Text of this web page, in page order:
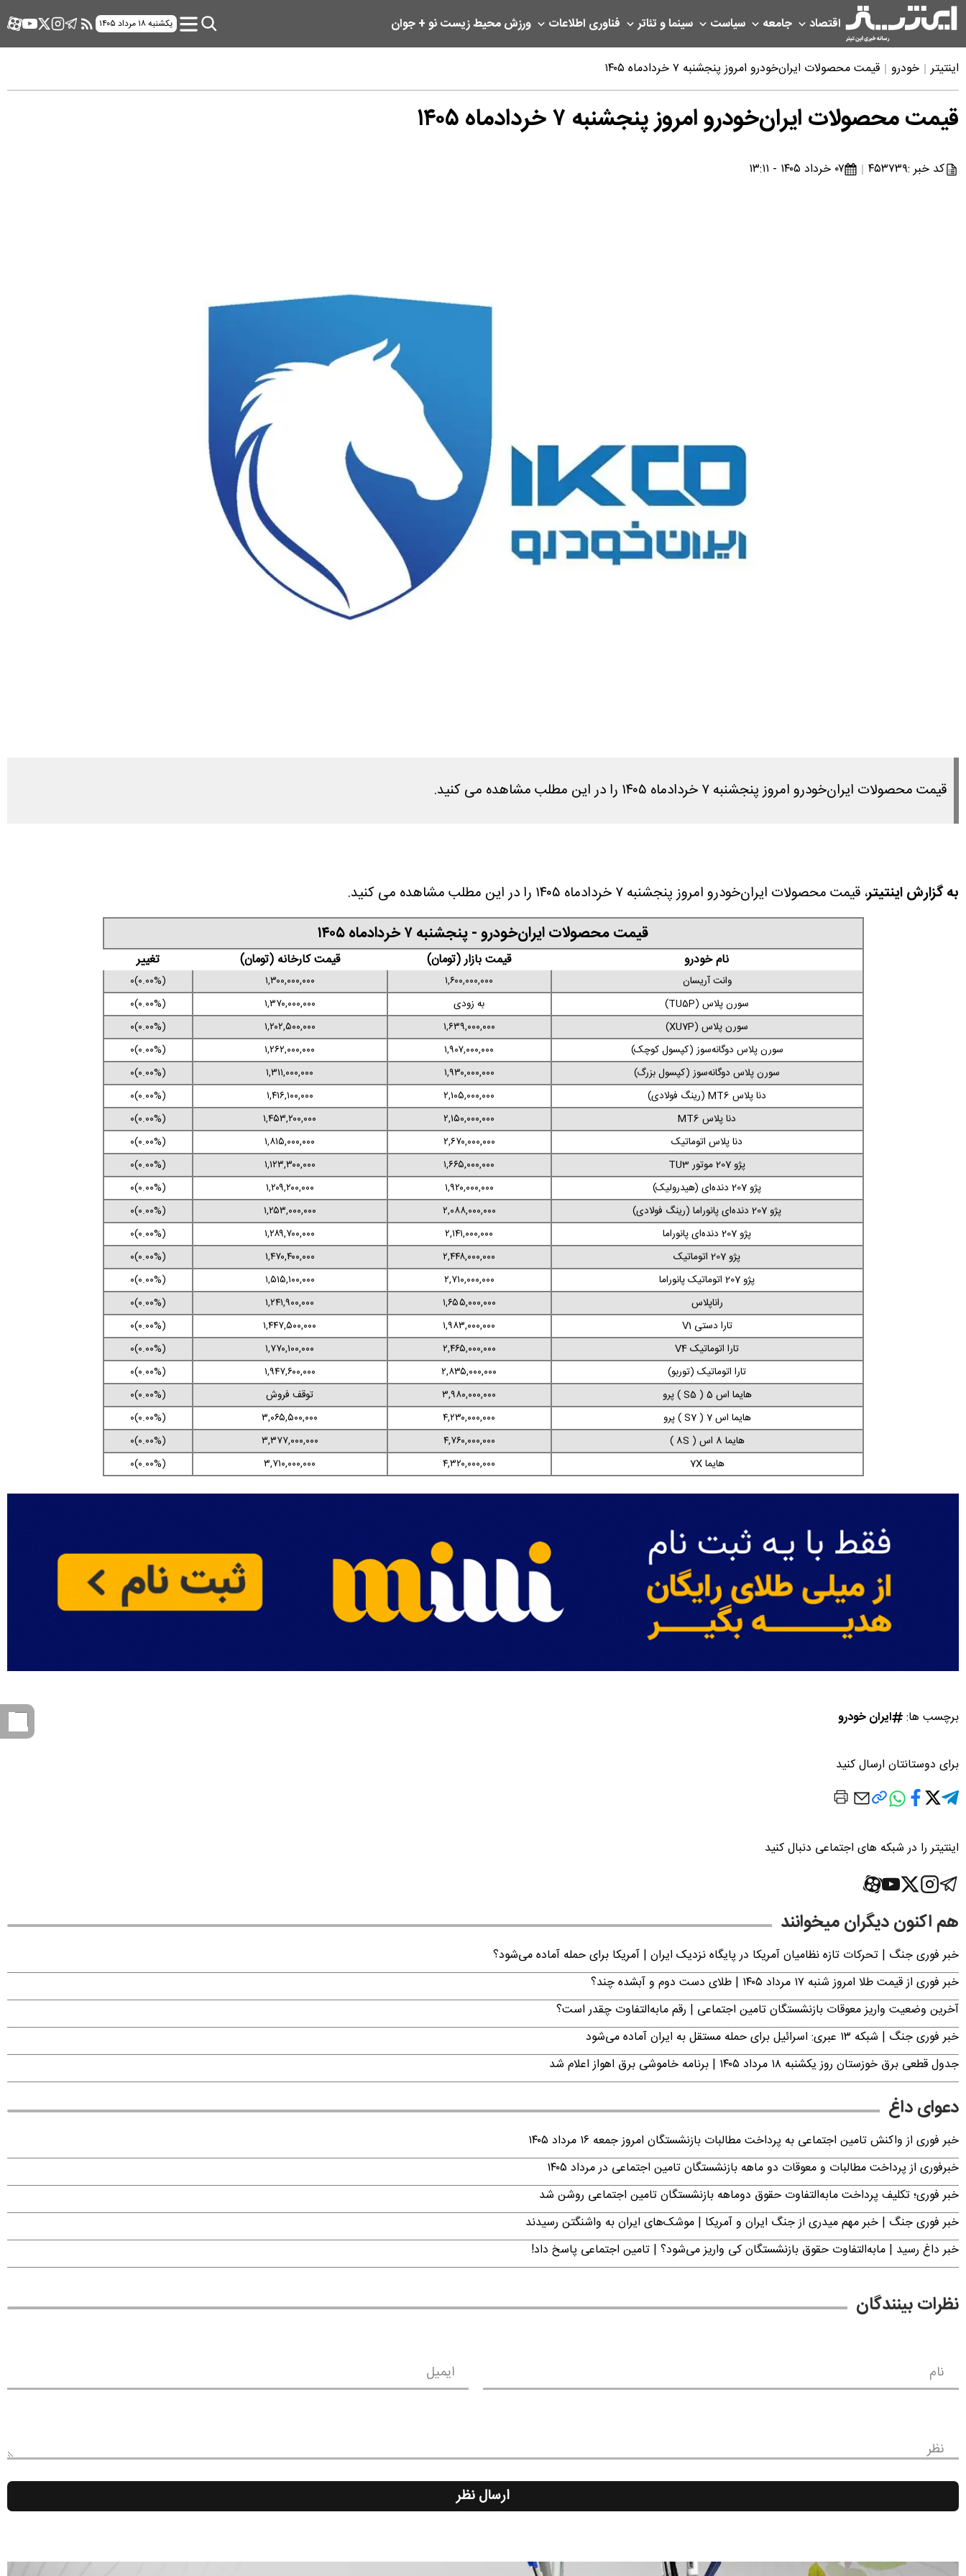
اقتصاد جامعه سیاست سینما و تئاتر فناوری اطلاعات ورزشمحیط زیستنو + جوان یکشنبه ۱۸ مرداد ۱۴۰۵
اینتیتر خودرو قیمت محصولات ایران‌خودرو امروز پنجشنبه ۷ خردادماه ۱۴۰۵
قیمت محصولات ایران‌خودرو امروز پنجشنبه ۷ خردادماه ۱۴۰۵
کد خبر :۴۵۳۷۳۹ ۰۷ خرداد ۱۴۰۵ - ۱۳:۱۱
قیمت محصولات ایران‌خودرو امروز پنجشنبه ۷ خردادماه ۱۴۰۵ را در این مطلب مشاهده می کنید.
به گزارش اینتیتر، قیمت محصولات ایران‌خودرو امروز پنجشنبه ۷ خردادماه ۱۴۰۵ را در این مطلب مشاهده می کنید.
قیمت محصولات ایران‌خودرو - پنجشنبه ۷ خردادماه ۱۴۰۵
نام خودرو قیمت بازار (تومان) قیمت کارخانه (تومان) تغییر
وانت آریسان ۱,۶۰۰,۰۰۰,۰۰۰ ۱,۳۰۰,۰۰۰,۰۰۰
(۰.۰۰%)۰
سورن پلاس (TU5P)
به زودی ۱,۳۷۰,۰۰۰,۰۰۰
(۰.۰۰%)۰
سورن پلاس (XU7P)
۱,۶۳۹,۰۰۰,۰۰۰ ۱,۲۰۲,۵۰۰,۰۰۰
(۰.۰۰%)۰
سورن پلاس دوگانه‌سوز (کپسول کوچک)
۱,۹۰۷,۰۰۰,۰۰۰ ۱,۲۶۲,۰۰۰,۰۰۰
(۰.۰۰%)۰
سورن پلاس دوگانه‌سوز (کپسول بزرگ)
۱,۹۳۰,۰۰۰,۰۰۰ ۱,۳۱۱,۰۰۰,۰۰۰
(۰.۰۰%)۰
دنا پلاس MT6 (رینگ فولادی)
۲,۱۰۵,۰۰۰,۰۰۰ ۱,۴۱۶,۱۰۰,۰۰۰
(۰.۰۰%)۰
دنا پلاس MT6
۲,۱۵۰,۰۰۰,۰۰۰ ۱,۴۵۳,۲۰۰,۰۰۰
(۰.۰۰%)۰
دنا پلاس اتوماتیک
۲,۶۷۰,۰۰۰,۰۰۰ ۱,۸۱۵,۰۰۰,۰۰۰
(۰.۰۰%)۰
پژو 207 موتور TU3
۱,۶۶۵,۰۰۰,۰۰۰ ۱,۱۲۳,۳۰۰,۰۰۰
(۰.۰۰%)۰
پژو 207 دنده‌ای (هیدرولیک)
۱,۹۲۰,۰۰۰,۰۰۰ ۱,۲۰۹,۲۰۰,۰۰۰
(۰.۰۰%)۰
پژو 207 دنده‌ای پانوراما (رینگ فولادی)
۲,۰۸۸,۰۰۰,۰۰۰ ۱,۲۵۳,۰۰۰,۰۰۰
(۰.۰۰%)۰
پژو 207 دنده‌ای پانوراما
۲,۱۴۱,۰۰۰,۰۰۰ ۱,۲۸۹,۷۰۰,۰۰۰
(۰.۰۰%)۰
پژو 207 اتوماتیک
۲,۴۴۸,۰۰۰,۰۰۰ ۱,۴۷۰,۴۰۰,۰۰۰
(۰.۰۰%)۰
پژو 207 اتوماتیک پانوراما
۲,۷۱۰,۰۰۰,۰۰۰ ۱,۵۱۵,۱۰۰,۰۰۰
(۰.۰۰%)۰
راناپلاس
۱,۶۵۵,۰۰۰,۰۰۰ ۱,۲۴۱,۹۰۰,۰۰۰
(۰.۰۰%)۰
تارا دستی V1
۱,۹۸۳,۰۰۰,۰۰۰ ۱,۴۴۷,۵۰۰,۰۰۰
(۰.۰۰%)۰
تارا اتوماتیک V4
۲,۴۶۵,۰۰۰,۰۰۰ ۱,۷۷۰,۱۰۰,۰۰۰
(۰.۰۰%)۰
تارا اتوماتیک (توربو)
۲,۸۳۵,۰۰۰,۰۰۰ ۱,۹۴۷,۶۰۰,۰۰۰
(۰.۰۰%)۰
هایما اس 5 ( S5 ) پرو
۳,۹۸۰,۰۰۰,۰۰۰ توقف فروش
(۰.۰۰%)۰
هایما اس 7 ( S7 ) پرو
۴,۲۳۰,۰۰۰,۰۰۰ ۳,۰۶۵,۵۰۰,۰۰۰
(۰.۰۰%)۰
هایما 8 اس ( 8S )
۴,۷۶۰,۰۰۰,۰۰۰ ۳,۳۷۷,۰۰۰,۰۰۰
(۰.۰۰%)۰
هایما 7X
۴,۳۲۰,۰۰۰,۰۰۰ ۳,۷۱۰,۰۰۰,۰۰۰ (۰.۰۰%)۰
برچسب ها: ایران خودرو
برای دوستانتان ارسال کنید
اینتیتر را در شبکه های اجتماعی دنبال کنید
هم اکنون دیگران میخوانند
خبر فوری جنگ | تحرکات تازه نظامیان آمریکا در پایگاه نزدیک ایران | آمریکا برای حمله آماده می‌شود؟
خبر فوری از قیمت طلا امروز شنبه ۱۷ مرداد ۱۴۰۵ | طلای دست دوم و آبشده چند؟
آخرین وضعیت واریز معوقات بازنشستگان تامین اجتماعی | رقم مابه‌التفاوت چقدر است؟
خبر فوری جنگ | شبکه ۱۳ عبری: اسرائیل برای حمله مستقل به ایران آماده می‌شود
جدول قطعی برق خوزستان روز یکشنبه ۱۸ مرداد ۱۴۰۵ | برنامه خاموشی برق اهواز اعلام شد
دعوای داغ
خبر فوری از واکنش تامین اجتماعی به پرداخت مطالبات بازنشستگان امروز جمعه ۱۶ مرداد ۱۴۰۵
خبرفوری از پرداخت مطالبات و معوقات دو ماهه بازنشستگان تامین اجتماعی در مرداد ۱۴۰۵
خبر فوری؛ تکلیف پرداخت مابه‌التفاوت حقوق دوماهه بازنشستگان تامین اجتماعی روشن شد
خبر فوری جنگ | خبر مهم میدری از جنگ ایران و آمریکا | موشک‌های ایران به واشنگتن رسیدند
خبر داغ رسید | مابه‌التفاوت حقوق بازنشستگان کی واریز می‌شود؟ | تامین اجتماعی پاسخ داد!
نظرات بینندگان
نام ایمیل
نظر
ارسال نظر